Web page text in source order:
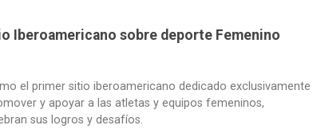
Iberoamericano sobre deporte Femenino
el primer sitio iberoamericano dedicado exclusivamente
y apoyar a las atletas y equipos femeninos,
sus logros y desafíos.